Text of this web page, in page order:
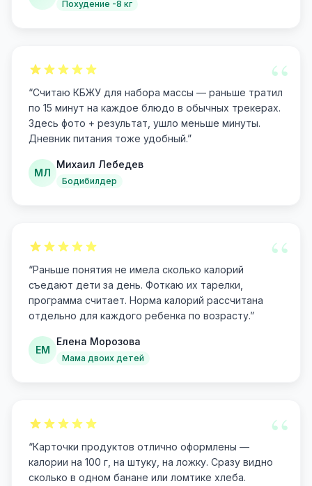
Похудение -8 кг
“
“Считаю КБЖУ для набора массы — раньше тратил
по 15 минут на каждое блюдо в обычных трекерах.
Здесь фото + результат, ушло меньше минуты.
Дневник питания тоже удобный.”
МЛ
Михаил Лебедев
Бодибилдер
“
“Раньше понятия не имела сколько калорий
съедают дети за день. Фоткаю их тарелки,
программа считает. Норма калорий рассчитана
отдельно для каждого ребенка по возрасту.”
ЕМ
Елена Морозова
Мама двоих детей
“
“Карточки продуктов отлично оформлены —
калории на 100 г, на штуку, на ложку. Сразу видно
сколько в одном банане или ломтике хлеба.